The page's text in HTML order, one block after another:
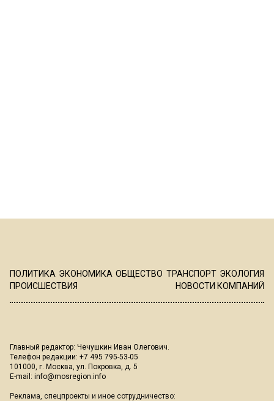
ПОЛИТИКА ЭКОНОМИКА ОБЩЕСТВО ТРАНСПОРТ ЭКОЛОГИЯ
ПРОИСШЕСТВИЯ
НОВОСТИ КОМПАНИЙ
Главный редактор: Чечушкин Иван Олегович.
Телефон редакции: +7 495 795-53-05
101000, г. Москва, ул. Покровка, д. 5
E-mail: info@mosregion.info
Реклама, спецпроекты и иное сотрудничество: